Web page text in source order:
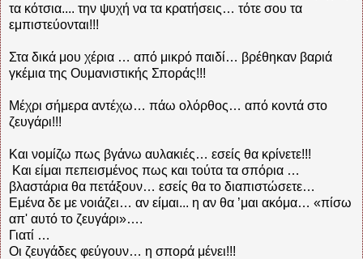
τα κότσια.... την ψυχή να τα κρατήσεις… τότε σου τα
εμπιστεύονται!!!
Στα δικά μου χέρια … από μικρό παιδί… βρέθηκαν βαριά
γκέμια της Ουμανιστικής Σποράς!!!
Μέχρι σήμερα αντέχω… πάω ολόρθος… από κοντά στο
ζευγάρι!!!
Και νομίζω πως βγάνω αυλακιές… εσείς θα κρίνετε!!!
Και είμαι πεπεισμένος πως και τούτα τα σπόρια …
βλαστάρια θα πετάξουν… εσείς θα το διαπιστώσετε…
Εμένα δε με νοιάζει… αν είμαι... η αν θα ’μαι ακόμα… «πίσω
απ' αυτό το ζευγάρι»….
Γιατί …
Οι ζευγάδες φεύγουν… η σπορά μένει!!!